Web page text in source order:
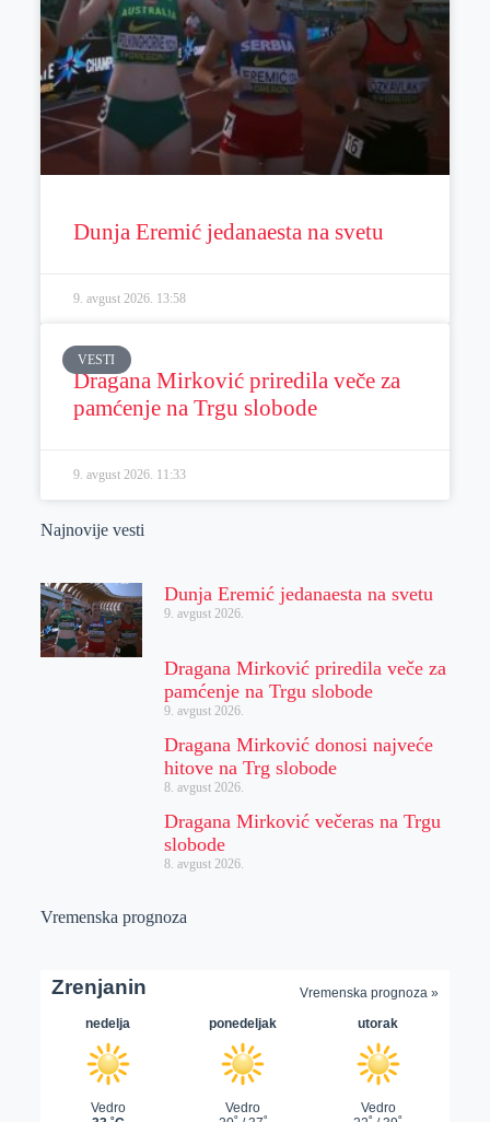
Dunja Eremić jedanaesta na svetu
9. avgust 2026. 13:58
VESTI
Dragana Mirković priredila veče za
pamćenje na Trgu slobode
9. avgust 2026. 11:33
Najnovije vesti
Dunja Eremić jedanaesta na svetu
9. avgust 2026.
Dragana Mirković priredila veče za
pamćenje na Trgu slobode
9. avgust 2026.
Dragana Mirković donosi najveće
hitove na Trg slobode
8. avgust 2026.
Dragana Mirković večeras na Trgu
slobode
8. avgust 2026.
Vremenska prognoza